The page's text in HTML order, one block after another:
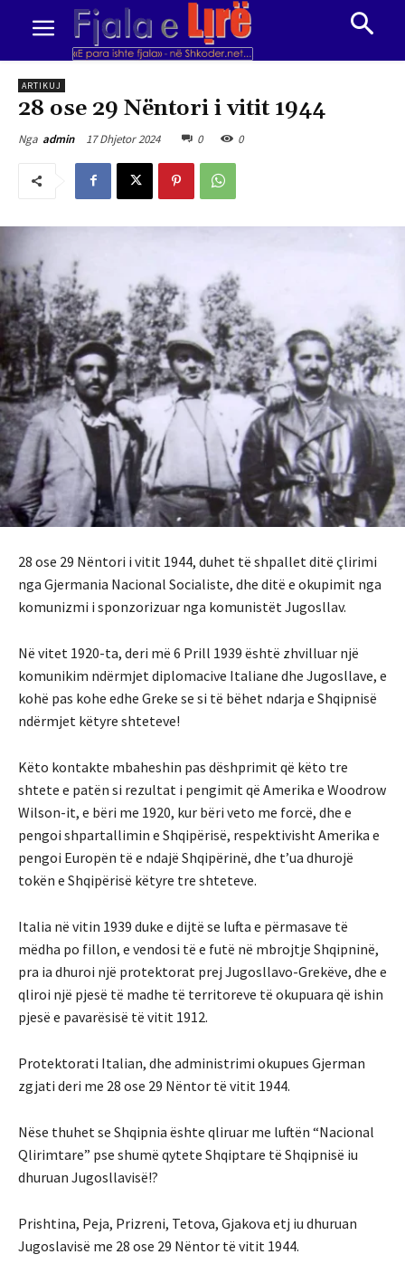
ARTIKUJ
28 ose 29 Nëntori i vitit 1944
Nga admin 17 Dhjetor 2024 0 0
28 ose 29 Nëntori i vitit 1944, duhet të shpallet ditë çlirimi
nga Gjermania Nacional Socialiste, dhe ditë e okupimit nga
komunizmi i sponzorizuar nga komunistët Jugosllav.
Në vitet 1920-ta, deri më 6 Prill 1939 është zhvilluar një
komunikim ndërmjet diplomacive Italiane dhe Jugosllave, e
kohë pas kohe edhe Greke se si të bëhet ndarja e Shqipnisë
ndërmjet këtyre shteteve!
Këto kontakte mbaheshin pas dëshprimit që këto tre
shtete e patën si rezultat i pengimit që Amerika e Woodrow
Wilson-it, e bëri me 1920, kur bëri veto me forcë, dhe e
pengoi shpartallimin e Shqipërisë, respektivisht Amerika e
pengoi Europën të e ndajë Shqipërinë, dhe t’ua dhurojë
tokën e Shqipërisë këtyre tre shteteve.
Italia në vitin 1939 duke e dijtë se lufta e përmasave të
mëdha po fillon, e vendosi të e futë në mbrojtje Shqipninë,
pra ia dhuroi një protektorat prej Jugosllavo-Grekëve, dhe e
qliroi një pjesë të madhe të territoreve të okupuara që ishin
pjesë e pavarësisë të vitit 1912.
Protektorati Italian, dhe administrimi okupues Gjerman
zgjati deri me 28 ose 29 Nëntor të vitit 1944.
Nëse thuhet se Shqipnia ështe qliruar me luftën “Nacional
Qlirimtare” pse shumë qytete Shqiptare të Shqipnisë iu
dhuruan Jugosllavisë!?
Prishtina, Peja, Prizreni, Tetova, Gjakova etj iu dhuruan
Jugoslavisë me 28 ose 29 Nëntor të vitit 1944.